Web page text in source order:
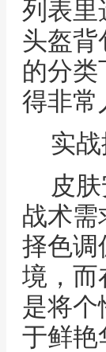
列表里
头盔背
的分
得非常
实
皮
战术需
择色调
境，而
是将个
于鲜艳